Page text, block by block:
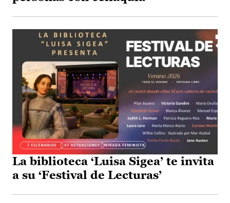
La biblioteca ‘Luisa Sigea’ te invita
a su ‘Festival de Lecturas’